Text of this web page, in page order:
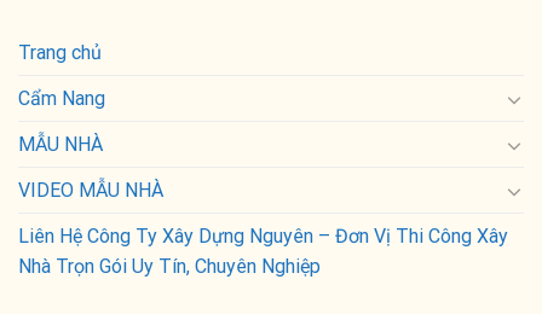
Trang chủ
Cẩm Nang
MẪU NHÀ
VIDEO MẪU NHÀ
Liên Hệ Công Ty Xây Dựng Nguyên – Đơn Vị Thi Công Xây
Nhà Trọn Gói Uy Tín, Chuyên Nghiệp